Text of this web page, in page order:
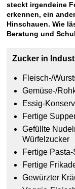
steckt irgendeine
erkennen, ein
Hinschauen. Wie
Beratung und
Zucker in
Fleisch-/
Gemüse-/
Essig-
Fertige
Gefüllte
Würfelzucker
Fertige
Fertige
Gewürzter